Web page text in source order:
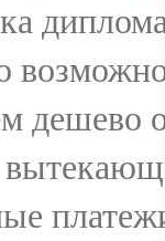
дешево